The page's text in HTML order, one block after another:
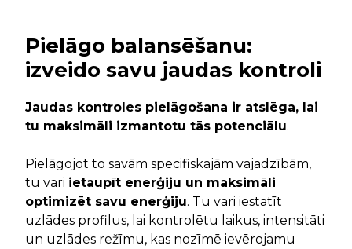
Pielāgo balansēšanu:
izveido savu jaudas kontroli
Jaudas kontroles pielāgošana ir atslēga, lai
tu maksimāli izmantotu tās potenciālu.
Pielāgojot to savām specifiskajām vajadzībām,
tu vari ietaupīt enerģiju un maksimāli
optimizēt savu enerģiju. Tu vari iestatīt
uzlādes profilus, lai kontrolētu laikus, intensitāti
un uzlādes režīmu, kas nozīmē ievērojamu